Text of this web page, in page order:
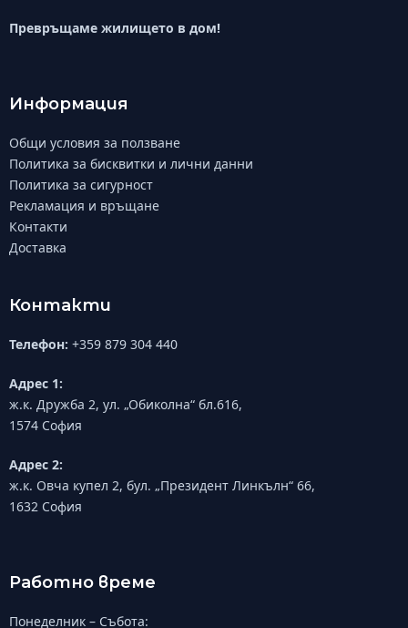
Превръщаме жилището в дом!
Информация
Общи условия за ползване
Политика за бисквитки и лични данни
Политика за сигурност
Рекламация и връщане
Контакти
Доставка
Контакти
Телефон: +359 879 304 440
Адрес 1:
ж.к. Дружба 2, ул. „Обиколна“ бл.616,
1574 София
Адрес 2:
ж.к. Овча купел 2, бул. „Президент Линкълн“ 66,
1632 София
Работно време
Понеделник – Събота: